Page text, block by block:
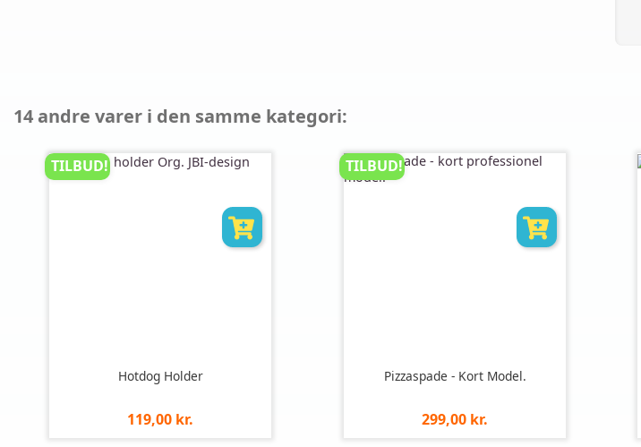
14 andre varer i den samme kategori:
Hotdog Holder
Pris
119,00 kr.
TILBUD!
Pizzaspade - Kort Model.
Pris
299,00 kr.
TILBUD!